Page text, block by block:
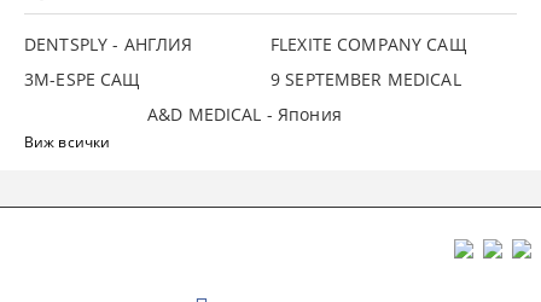
DENTSPLY - АНГЛИЯ
FLEXITE COMPANY САЩ
3М-ESPE САЩ
9 SEPTEMBER MEDICAL
A&D MEDICAL - Япония
Виж всички